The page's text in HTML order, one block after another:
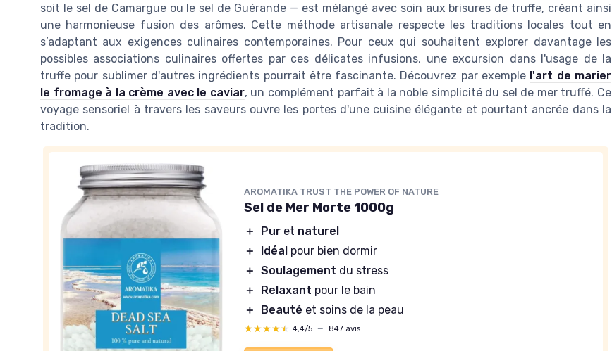
soit le sel de Camargue ou le sel de Guérande — est mélangé avec soin aux brisures de truffe, créant ainsi
une harmonieuse fusion des arômes. Cette méthode artisanale respecte les traditions locales tout en
s’adaptant aux exigences culinaires contemporaines. Pour ceux qui souhaitent explorer davantage les
possibles associations culinaires offertes par ces délicates infusions, une excursion dans l'usage de la
truffe pour sublimer d'autres ingrédients pourrait être fascinante. Découvrez par exemple l'art de marier
le fromage à la crème avec le caviar, un complément parfait à la noble simplicité du sel de mer truffé. Ce
voyage sensoriel à travers les saveurs ouvre les portes d'une cuisine élégante et pourtant ancrée dans la
tradition.
AROMATIKA TRUST THE POWER OF NATURE
Sel de Mer Morte 1000g
＋ Pur et naturel
＋
Idéal pour bien dormir
＋ Soulagement du stress
＋
Relaxant pour le bain
＋
Beauté et soins de la peau
★★★★★
★★★★★ 4,4/5 — 847 avis